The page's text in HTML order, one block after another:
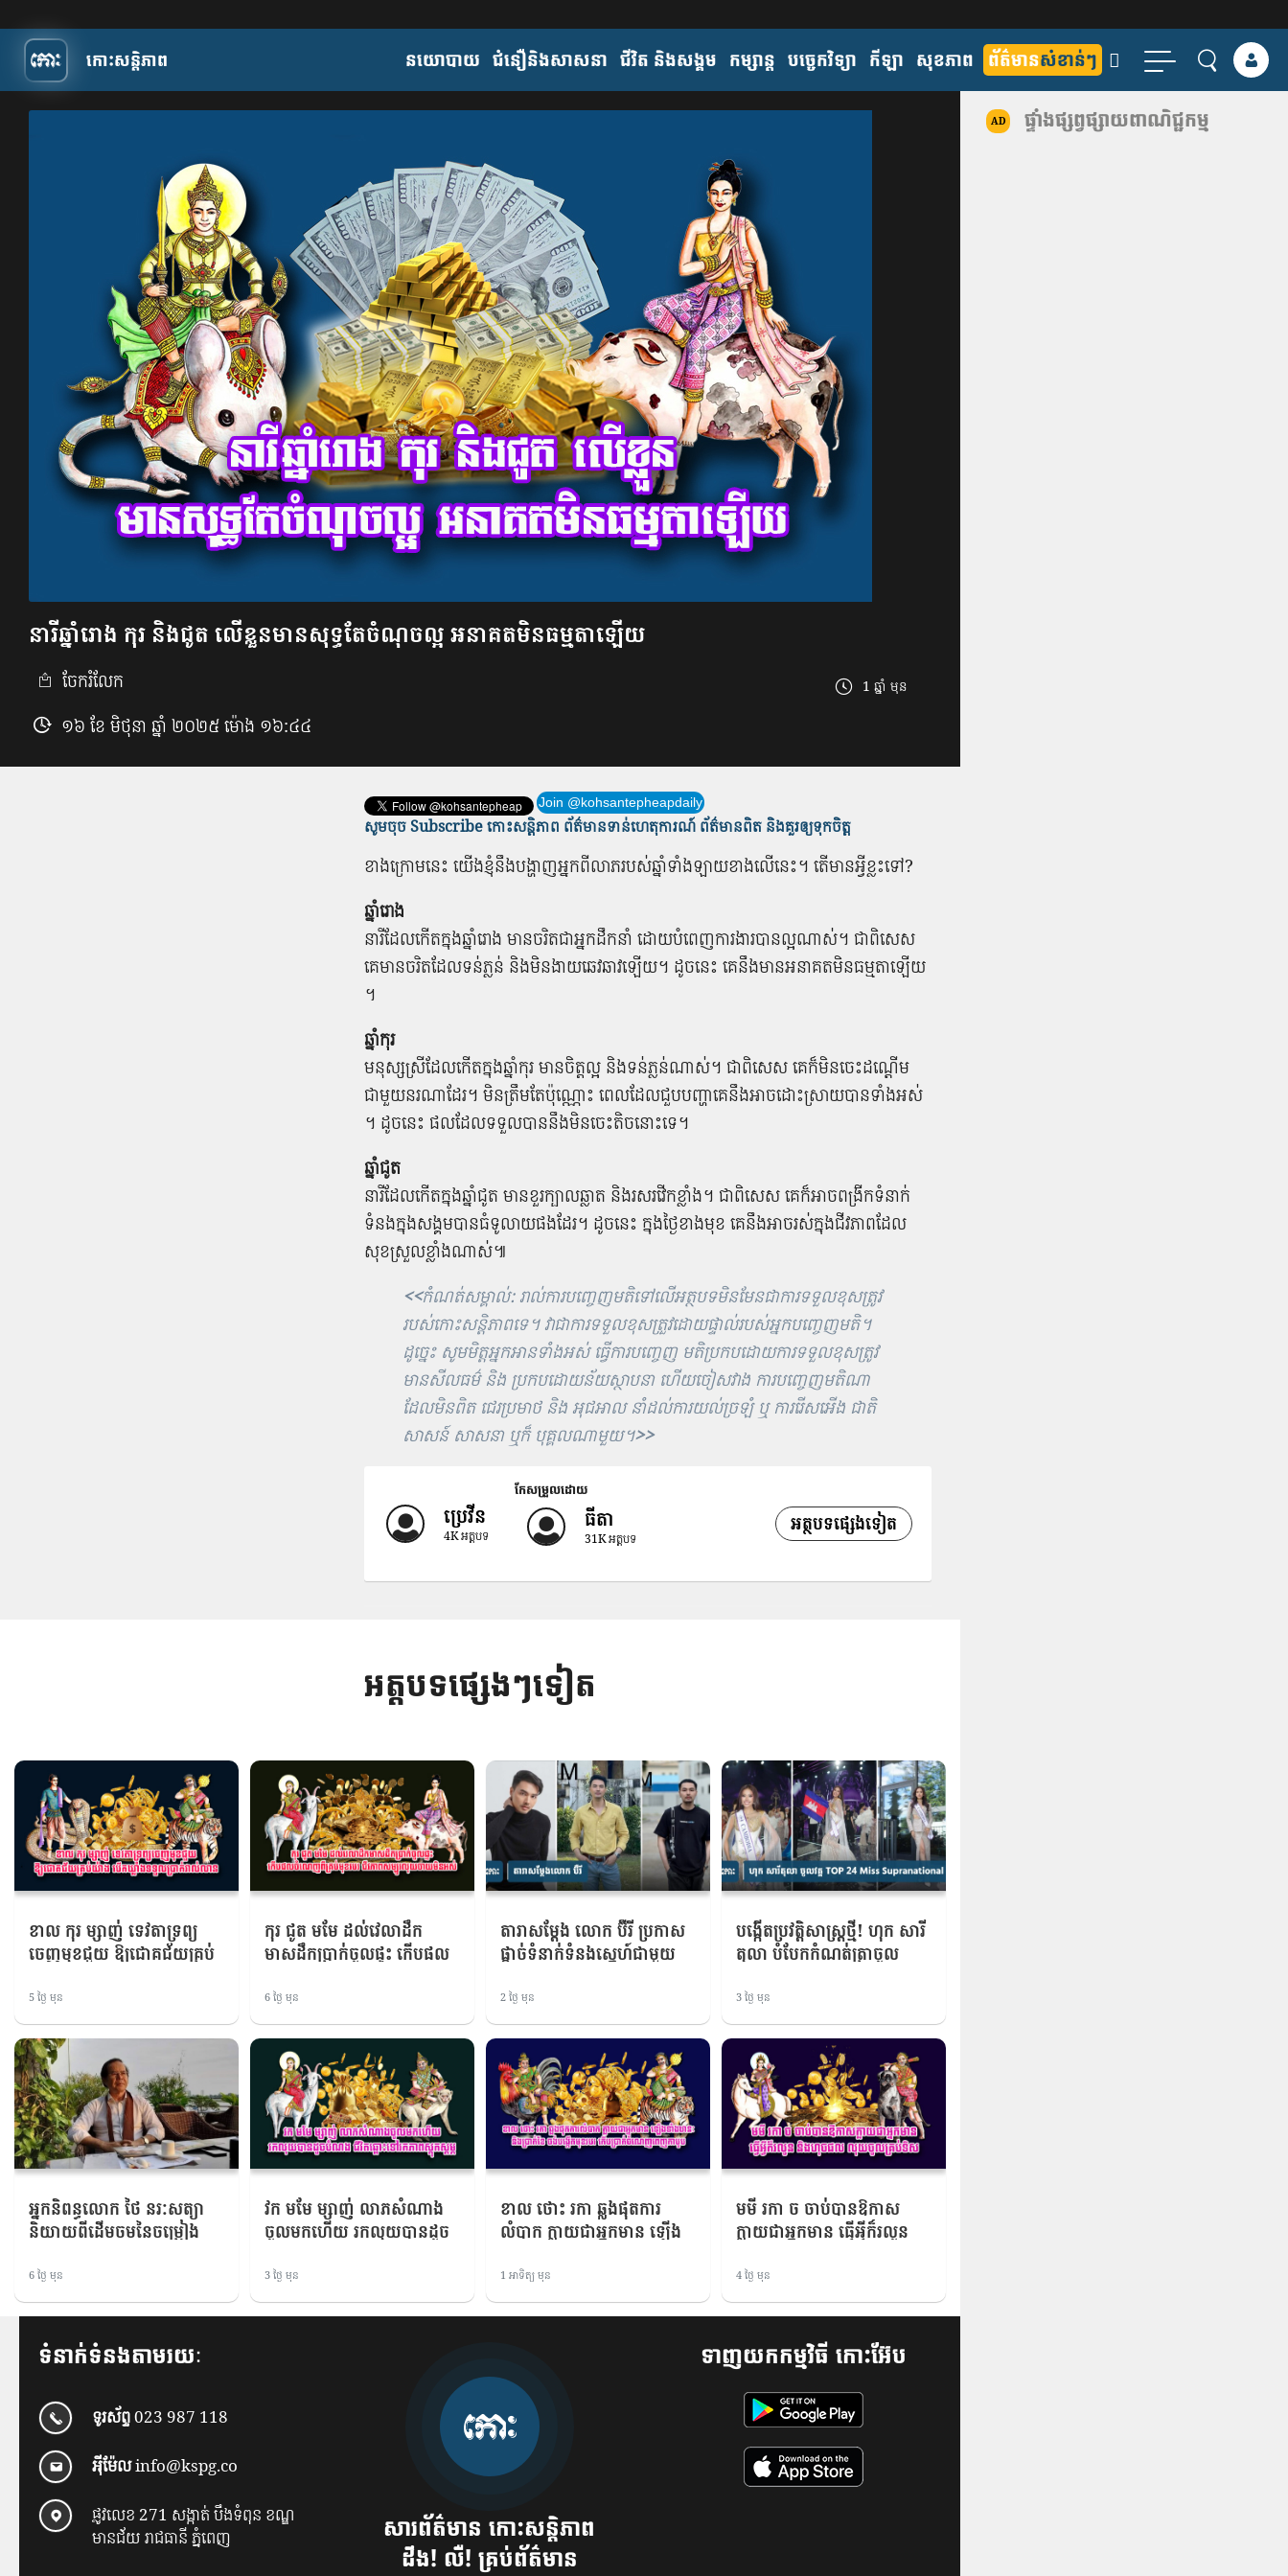
កោះសន្តិភាព ​នយោបាយ ជំនឿនិងសាសនា ជីវិត និងសង្គម កម្សាន្ត បច្ចេកវិទ្យា កីឡា សុខភាព ព័ត៌មានសំខាន់ៗ
AD ផ្ទាំងផ្សព្វផ្សាយពាណិជ្ជកម្ម
នារី​ឆ្នាំរោង កុរ និង​ជូត ​លើខ្លួនមាន​សុទ្ធតែចំណុចល្អ អនាគតមិនធម្មតាឡើយ
ចែករំលែក 1 ឆ្នាំ មុន
១៦ ខែ មិថុនា ឆ្នាំ ២០២៥ ម៉ោង ១៦:៤៤
Join @kohsantepheapdaily
សូមចុច Subscribe កោះសន្តិភាព ព័ត៌មាន​ទាន់​ហេតុការណ៍ ព័ត៌មានពិត និង​គួរឲ្យទុកចិត្ត
ខាងក្រោម​នេះ យើងខ្ញុំ​នឹង​បង្ហាញ​អ្នក​ពី​លាភ​របស់​ឆ្នាំ​ទាំងឡាយ​ខាងលើ​នេះ​។ តើ​មាន​អ្វី​ខ្លះទៅ?
ឆ្នាំរោង
នារី​ដែល​កើត​ក្នុង​ឆ្នាំរោង មាន​ចរិត​ជា​អ្នកដឹកនាំ ដោយ​បំពេញការងារ​បាន​ល្អ​ណាស់​។ ជា​ពិសេស
គេ​មាន​ចរិត​ដែល​ទន់ភ្លន់ និង​មិន​ងាយ​ឆេវឆាវ​ឡើយ​។ ដូចនេះ គេ​នឹង​មាន​អនាគត​មិនធម្មតា​ឡើយ​
។
ឆ្នាំកុរ
មនុស្ស​ស្រី​ដែល​កើត​ក្នុង​ឆ្នាំកុរ មានចិត្ត​ល្អ និង​ទន់ភ្លន់​ណាស់​។ ជា​ពិសេស គេ​ក៏​មិន​ចេះ​ដណ្តើម​
ជាមួយ​នរណា​ដែរ​។ មិន​ត្រឹមតែ​ប៉ុណ្ណោះ ពេល​ដែល​ជួប​បញ្ហា​គេ​នឹង​អាច​ដោះស្រាយ​បាន​ទាំងអស់​
។ ដូចនេះ ផល​ដែល​ទទួល​បាន​នឹង​មិន​ចេះ​តិច​នោះ​ទេ​។
ឆ្នាំជូត
នារី​ដែល​កើត​ក្នុង​ឆ្នាំជូត មាន​ខួរក្បាល​ឆ្លាត និង​រស​រវើក​ខ្លាំង​។ ជា​ពិសេស គេ​ក៏​អាច​ពង្រីក​ទំនាក់
ទំនង​ក្នុង​សង្គម​បាន​ធំ​ទូលាយ​ផង​ដែរ​។ ដូចនេះ ក្នុង​ថ្ងៃ​ខាង​មុខ គេ​នឹង​អាច​រស់​ក្នុង​ជីវភាព​ដែល​
សុខ​ស្រួល​ខ្លាំង​ណាស់​៕
<<កំណត់សម្គាល់: រាល់ការបញ្ចេញមតិទៅលើអត្ថបទមិនមែនជាការទទួលខុសត្រូវ
របស់កោះសន្តិភាពទេ។ វាជាការទទួលខុសត្រួវដោយផ្ទាល់របស់អ្នកបញ្ចេញមតិ។
ដូច្នេះ សូមមិត្តអ្នកអានទាំងអស់ ធ្វើការបញ្ចេញ មតិប្រកបដោយការទទួលខុសត្រូវ
មានសីលធម៌ និង ប្រកបដោយន័យស្ថាបនា ហើយចៀសវាង ការបញ្ចេញមតិណា
ដែលមិនពិត ជេរប្រមាថ និង អុជអាល នាំដល់ការយល់ច្រឡំ ឬ ការរើសអើង ជាតិ
សាសន៍ សាសនា ឬក៏ បុគ្គលណាមួយ។>>
ប្រេវីន
4K អត្តបទ
កែសម្រួលដោយ
ធីតា
31Kអត្តបទ
អត្ថបទផ្សេងទៀត
អត្តបទផ្សេងៗទៀត
ខាល កុរ ម្សាញ់ ទេវតាទ្រព្យ
ចេញមុខជួយ ឱ្យជោគជ័យគ្រប់
វាល់លាន​
5 ថ្ងៃ មុន
កុរ ជូត មមែ ដល់វេលា​ដឹក
មាសដឹកប្រាក់ចូលផ្ទះ ​កើបផល​
សម្បូរលុយចាយមិនអស់​
6 ថ្ងៃ មុន
តារាសម្តែង លោក ប៊ឺរី ប្រកាស​
ផ្តាច់ទំនាក់ទំនង​ស្នេហ៍​ជាមួយ​
រូប ក្រោម​ហេតុផលមួយនេះ​
2 ថ្ងៃ មុន
បង្កើតប្រវត្តិសាស្ត្រថ្មី! ហុក សារី
តុលា បំបែកកំណត់ត្រាចូល
Supranational ជាលើក
ដំបូង
3 ថ្ងៃ មុន
អ្នកនិពន្ធ​លោក ថៃ នរៈ​សត្យា
និយាយ​ពី​ដើមចម​នៃ​ចម្រៀង​
ខ្ទង់ និង​រៃ​លា​បង្គង»
6 ថ្ងៃ មុន
វក មមែ ម្សាញ់ លាភសំណាង​
ចូលមកហើយ រកលុយបានដូច
ស្តុកស្តម្ភ
3 ថ្ងៃ មុន
ខាល ថោះ ​រកា ឆ្លងផុតការ
លំបាក ក្លាយជាអ្នកមាន​ ឡើង
បង្កើតមុខរបរ ​កើបប្រាក់
ចំណេញពេញកាបូប
1 អាទិត្យ មុន
មមី រកា ច ចាប់បាន​ឱកាស
ក្លាយជាអ្នកមាន ធ្វើអ្វីក៏រលូន
4 ថ្ងៃ មុន
ទំនាក់ទំនងតាមរយៈ
ទូរស័ព្ទ023 987 118
អ៉ីម៉ែលinfo@kspg.co
ផ្លូវលេខ 271 សង្កាត់ បឹងទំពុន ខណ្ឌ
មានជ័យ រាជធានី ភ្នំពេញ
សារព័ត៌មាន កោះសន្តិភាព
ដឹង! លឺ! គ្រប់ព័ត៌មាន
ទាញយកកម្មវិធី កោះអ៊ែប